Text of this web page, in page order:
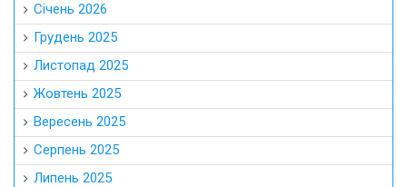
Січень 2026
Грудень 2025
Листопад 2025
Жовтень 2025
Вересень 2025
Серпень 2025
Липень 2025